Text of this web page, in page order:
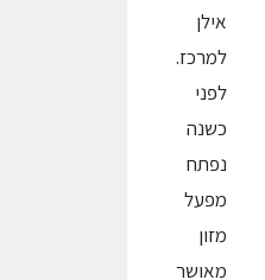
אילן
למרכז.
לפני
כשנה
נפתח
מפעל
מזון
מאושר